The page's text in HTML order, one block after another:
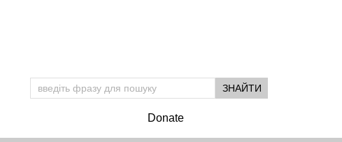
Donate